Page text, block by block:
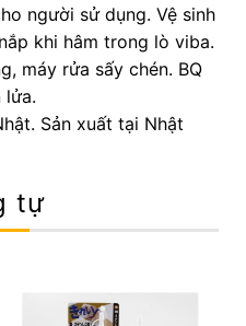
người sử dụng. Vệ sinh
khi hâm trong lò viba.
máy rửa sấy chén. BQ
lửa.
Sản xuất tại Nhật
tự